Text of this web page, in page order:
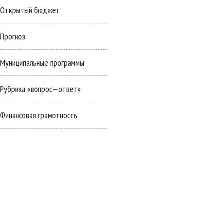
Открытый бюджет
Прогноз
Муниципальные программы
Рубрика «вопрос—ответ»
Финансовая грамотность